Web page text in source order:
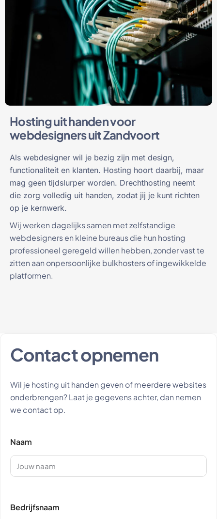
Hosting uit handen voor
webdesigners uit Zandvoort
Als webdesigner wil je bezig zijn met design,
functionaliteit en klanten. Hosting hoort daarbij, maar
mag geen tijdslurper worden. Drechthosting neemt
die zorg volledig uit handen, zodat jij je kunt richten
op je kernwerk.
Wij werken dagelijks samen met zelfstandige
webdesigners en kleine bureaus die hun hosting
professioneel geregeld willen hebben, zonder vast te
zitten aan onpersoonlijke bulkhosters of ingewikkelde
platformen.
Contact opnemen
Wil je hosting uit handen geven of meerdere websites
onderbrengen? Laat je gegevens achter, dan nemen
we contact op.
Naam
Bedrijfsnaam